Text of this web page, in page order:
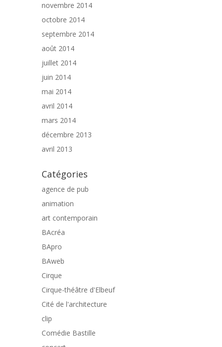
novembre 2014
octobre 2014
septembre 2014
août 2014
juillet 2014
juin 2014
mai 2014
avril 2014
mars 2014
décembre 2013
avril 2013
Catégories
agence de pub
animation
art contemporain
BAcréa
BApro
BAweb
Cirque
Cirque-théâtre d'Elbeuf
Cité de l'architecture
clip
Comédie Bastille